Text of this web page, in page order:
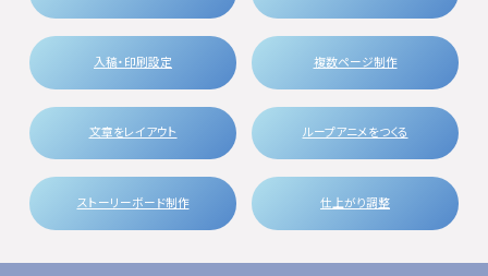
入稿・印刷設定 複数ページ制作
文章をレイアウト ループアニメをつくる
ストーリーボード制作 仕上がり調整